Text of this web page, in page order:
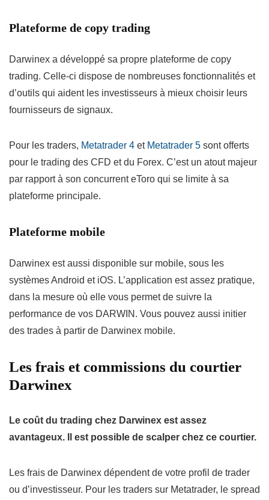
Plateforme de copy trading
Darwinex a développé sa propre plateforme de copy
trading. Celle-ci dispose de nombreuses fonctionnalités et
d’outils qui aident les investisseurs à mieux choisir leurs
fournisseurs de signaux.
Pour les traders, Metatrader 4 et Metatrader 5 sont offerts
pour le trading des CFD et du Forex. C’est un atout majeur
par rapport à son concurrent eToro qui se limite à sa
plateforme principale.
Plateforme mobile
Darwinex est aussi disponible sur mobile, sous les
systèmes Android et iOS. L’application est assez pratique,
dans la mesure où elle vous permet de suivre la
performance de vos DARWIN. Vous pouvez aussi initier
des trades à partir de Darwinex mobile.
Les frais et commissions du courtier
Darwinex
Le coût du trading chez Darwinex est assez
avantageux. Il est possible de scalper chez ce courtier.
Les frais de Darwinex dépendent de votre profil de trader
ou d’investisseur. Pour les traders sur Metatrader, le spread